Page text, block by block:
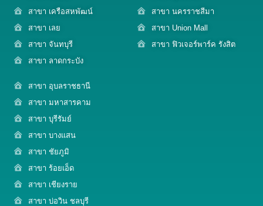
สาขา เครือสหพัฒน์
สาขา เลย
สาขา จันทบุรี
สาขา ลาดกระบัง
สาขา นครราชสีมา
สาขา Union Mall
สาขา ฟิวเจอร์พาร์ค รังสิต
สาขา อุบลราชธานี
สาขา มหาสารคาม
สาขา บุรีรัมย์
สาขา บางแสน
สาขา ชัยภูมิ
สาขา ร้อยเอ็ด
สาขา เชียงราย
สาขา บ่อวิน ชลบุรี